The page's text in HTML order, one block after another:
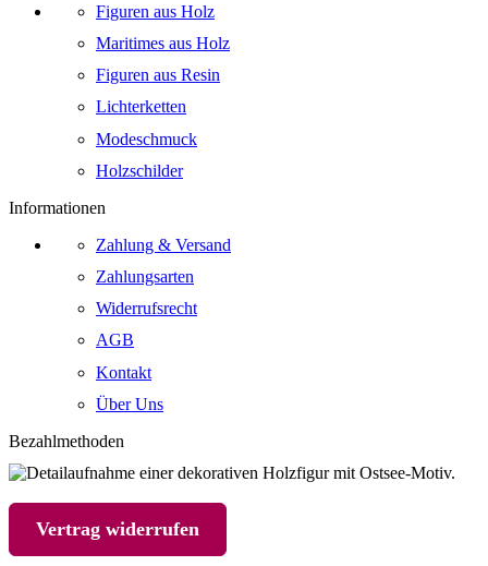
Figuren aus Holz
Maritimes aus Holz
Figuren aus Resin
Lichterketten
Modeschmuck
Holzschilder
Informationen
Zahlung & Versand
Zahlungsarten
Widerrufsrecht
AGB
Kontakt
Über Uns
Bezahlmethoden
Vertrag widerrufen